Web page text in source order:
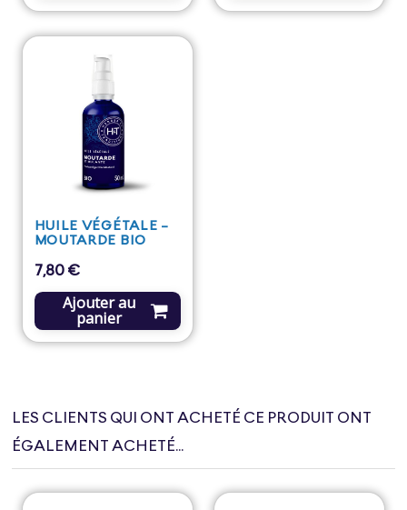
HUILE VÉGÉTALE -
MOUTARDE BIO
Prix
7,80 €
Ajouter au
panier
LES CLIENTS QUI ONT ACHETÉ CE PRODUIT ONT
ÉGALEMENT ACHETÉ...